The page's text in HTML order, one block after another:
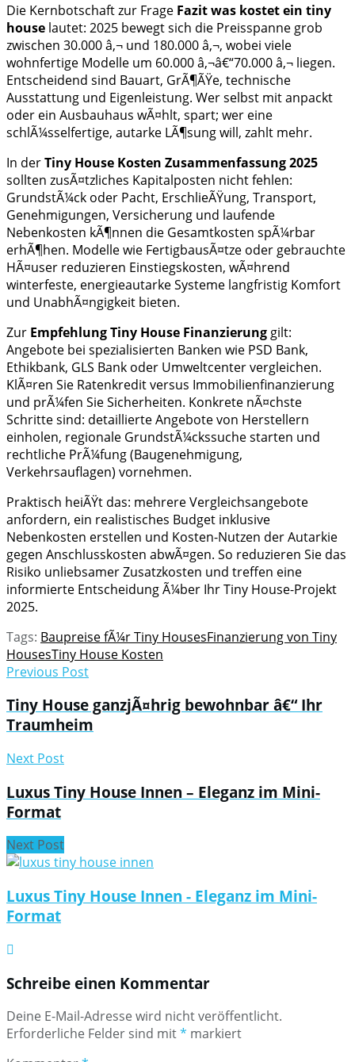
Die Kernbotschaft zur Frage Fazit was kostet ein tiny
house lautet: 2025 bewegt sich die Preisspanne grob
zwischen 30.000 â‚¬ und 180.000 â‚¬, wobei viele
wohnfertige Modelle um 60.000 â‚¬â€“70.000 â‚¬ liegen.
Entscheidend sind Bauart, GrÃ¶ÃŸe, technische
Ausstattung und Eigenleistung. Wer selbst mit anpackt
oder ein Ausbauhaus wÃ¤hlt, spart; wer eine
schlÃ¼sselfertige, autarke LÃ¶sung will, zahlt mehr.
In derTiny House Kosten Zusammenfassung 2025
sollten zusÃ¤tzliches Kapitalposten nicht fehlen:
GrundstÃ¼ck oder Pacht, ErschlieÃŸung, Transport,
Genehmigungen, Versicherung und laufende
Nebenkosten kÃ¶nnen die Gesamtkosten spÃ¼rbar
erhÃ¶hen. Modelle wie FertigbausÃ¤tze oder gebrauchte
HÃ¤user reduzieren Einstiegskosten, wÃ¤hrend
winterfeste, energieautarke Systeme langfristig Komfort
und UnabhÃ¤ngigkeit bieten.
Zur Empfehlung Tiny House Finanzierung gilt:
Angebote bei spezialisierten Banken wie PSD Bank,
Ethikbank, GLS Bank oder Umweltcenter vergleichen.
KlÃ¤ren Sie Ratenkredit versus Immobilienfinanzierung
und prÃ¼fen Sie Sicherheiten. Konkrete nÃ¤chste
Schritte sind: detaillierte Angebote von Herstellern
einholen, regionale GrundstÃ¼ckssuche starten und
rechtliche PrÃ¼fung (Baugenehmigung,
Verkehrsauflagen) vornehmen.
Praktisch heiÃŸt das: mehrere Vergleichsangebote
anfordern, ein realistisches Budget inklusive
Nebenkosten erstellen und Kosten-Nutzen der Autarkie
gegen Anschlusskosten abwÃ¤gen. So reduzieren Sie das
Risiko unliebsamer Zusatzkosten und treffen eine
informierte Entscheidung Ã¼ber Ihr Tiny House-Projekt
2025.
Tags: Baupreise fÃ¼r Tiny HousesFinanzierung von Tiny
HousesTiny House Kosten
Previous Post
Tiny House ganzjÃ¤hrig bewohnbar â€“ Ihr
Traumheim
Next Post
Luxus Tiny House Innen – Eleganz im Mini-
Format
Next Post
Luxus Tiny House Innen - Eleganz im Mini-
Format
Schreibe einen Kommentar
Deine E-Mail-Adresse wird nicht veröffentlicht.
Erforderliche Felder sind mit* markiert